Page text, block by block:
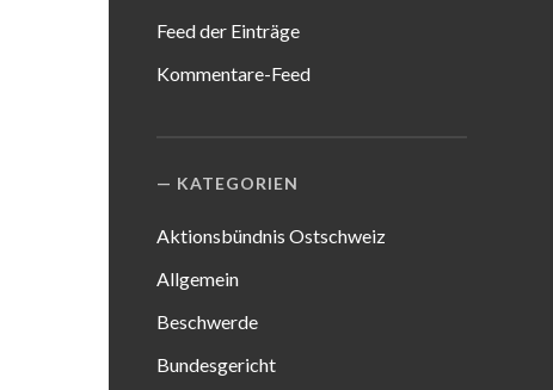
Feed der Einträge
Kommentare-Feed
KATEGORIEN
Aktionsbündnis Ostschweiz
Allgemein
Beschwerde
Bundesgericht